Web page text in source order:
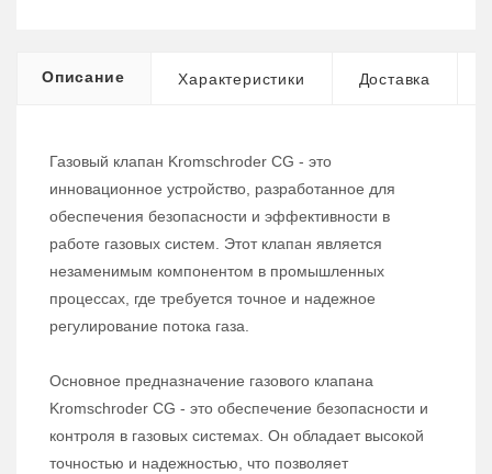
Описание Характеристики Доставка
Газовый клапан Kromschroder CG - это
инновационное устройство, разработанное для
обеспечения безопасности и эффективности в
работе газовых систем. Этот клапан является
незаменимым компонентом в промышленных
процессах, где требуется точное и надежное
регулирование потока газа.
Основное предназначение газового клапана
Kromschroder CG - это обеспечение безопасности и
контроля в газовых системах. Он обладает высокой
точностью и надежностью, что позволяет